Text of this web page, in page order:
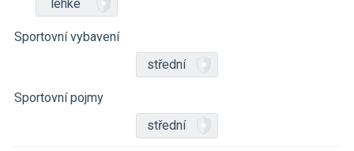
lehké
Sportovní vybavení
střední
Sportovní pojmy
střední